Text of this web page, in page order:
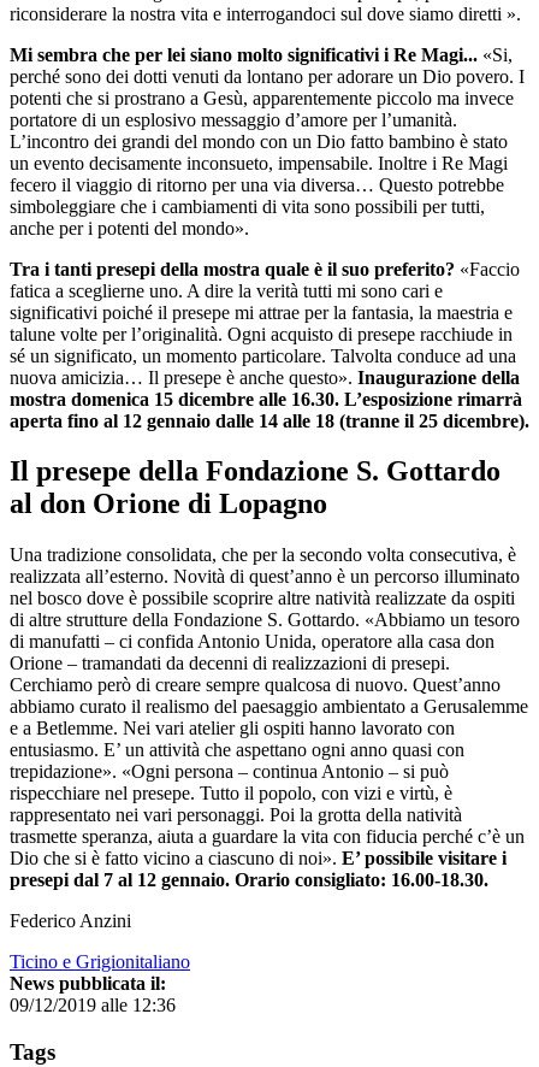
riconsiderare la nostra vita e interrogandoci sul dove siamo diretti ».
Mi sembra che per lei siano molto significativi i Re Magi... «Si,
perché sono dei dotti venuti da lontano per adorare un Dio povero. I
potenti che si prostrano a Gesù, apparentemente piccolo ma invece
portatore di un esplosivo messaggio d’amore per l’umanità.
L’incontro dei grandi del mondo con un Dio fatto bambino è stato
un evento decisamente inconsueto, impensabile. Inoltre i Re Magi
fecero il viaggio di ritorno per una via diversa… Questo potrebbe
simboleggiare che i cambiamenti di vita sono possibili per tutti,
anche per i potenti del mondo».
Tra i tanti presepi della mostra quale è il suo preferito? «Faccio
fatica a sceglierne uno. A dire la verità tutti mi sono cari e
significativi poiché il presepe mi attrae per la fantasia, la maestria e
talune volte per l’originalità. Ogni acquisto di presepe racchiude in
sé un significato, un momento particolare. Talvolta conduce ad una
nuova amicizia… Il presepe è anche questo». Inaugurazione della
mostra domenica 15 dicembre alle 16.30. L’esposizione rimarrà
aperta fino al 12 gennaio dalle 14 alle 18 (tranne il 25 dicembre).
Il presepe della Fondazione S. Gottardo
al don Orione di Lopagno
Una tradizione consolidata, che per la secondo volta consecutiva, è
realizzata all’esterno. Novità di quest’anno è un percorso illuminato
nel bosco dove è possibile scoprire altre natività realizzate da ospiti
di altre strutture della Fondazione S. Gottardo. «Abbiamo un tesoro
di manufatti – ci confida Antonio Unida, operatore alla casa don
Orione – tramandati da decenni di realizzazioni di presepi.
Cerchiamo però di creare sempre qualcosa di nuovo. Quest’anno
abbiamo curato il realismo del paesaggio ambientato a Gerusalemme
e a Betlemme. Nei vari atelier gli ospiti hanno lavorato con
entusiasmo. E’ un attività che aspettano ogni anno quasi con
trepidazione». «Ogni persona – continua Antonio – si può
rispecchiare nel presepe. Tutto il popolo, con vizi e virtù, è
rappresentato nei vari personaggi. Poi la grotta della natività
trasmette speranza, aiuta a guardare la vita con fiducia perché c’è un
Dio che si è fatto vicino a ciascuno di noi». E’ possibile visitare i
presepi dal 7 al 12 gennaio. Orario consigliato: 16.00-18.30.
Federico Anzini
Ticino e Grigionitaliano
News pubblicata il:
09/12/2019 alle 12:36
Tags